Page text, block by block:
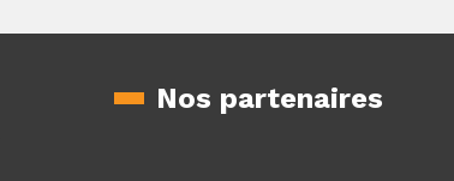
Nos partenaires